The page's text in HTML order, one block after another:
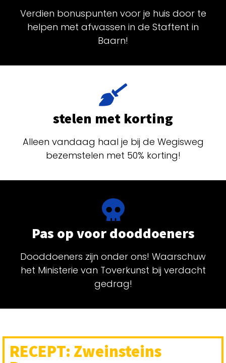
Verdien bonuspunten voor je huis door te
helpen met afwassen in de Staftent in
Baarn!
stelen met korting
Alleen vandaag haal je bij de Wegisweg
bezemstelen met 50% korting!
Pas op voor dooddoeners
Dooddoeners zijn onder ons! Waarschuw
het Ministerie van Toverkunst bij verdacht
gedrag!
RECEPT: Zweinsteins